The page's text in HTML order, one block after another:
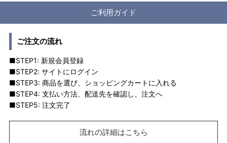
ご利用ガイド
ご注文の流れ
■STEP1: 新規会員登録
■STEP2: サイトにログイン
■STEP3: 商品を選び、ショッピングカートに入れる
■STEP4: 支払い方法、配送先を確認し、注文へ
■STEP5: 注文完了
流れの詳細はこちら